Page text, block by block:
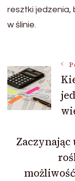
resztki
w ślinie.
wpisu